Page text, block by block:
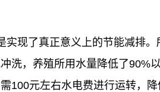
现了真正意义上的节能减排
洗，养殖所用水量降低了90%
100元左右水电费进行运转，